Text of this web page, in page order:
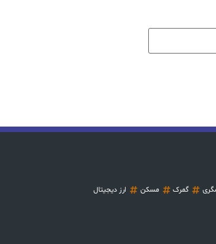
گمرک مسکن
ارز دیجیتال